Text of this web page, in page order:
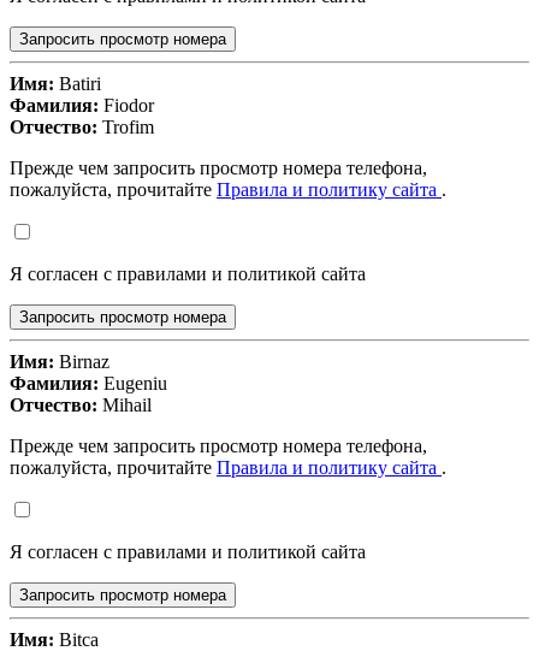
Запросить просмотр номера
Имя: Batiri
Фамилия: Fiodor
Отчество: Trofim
Прежде чем запросить просмотр номера телефона,
пожалуйста, прочитайте Правила и политику сайта .
Я согласен с правилами и политикой сайта
Запросить просмотр номера
Имя: Birnaz
Фамилия: Eugeniu
Отчество: Mihail
Прежде чем запросить просмотр номера телефона,
пожалуйста, прочитайте Правила и политику сайта .
Я согласен с правилами и политикой сайта
Запросить просмотр номера
Имя: Bitca